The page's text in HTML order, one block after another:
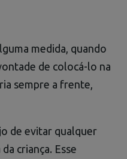
medida, quando
de colocá-lo na
sempre a frente,
de evitar qualquer
criança. Esse